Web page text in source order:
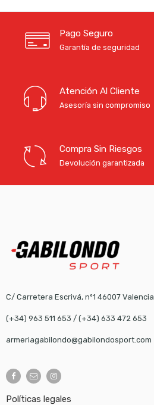
Pago Seguro
Garantía de seguridad
Atención Al Cliente
Asesoría sin compromiso
Compra Sin Riesgos
Devolución garantizada
C/ Carretera Escrivá, nº1 46007 Valencia
(+34) 963 511 653 / (+34) 633 472 653
armeriagabilondo@gabilondosport.com
Políticas legales